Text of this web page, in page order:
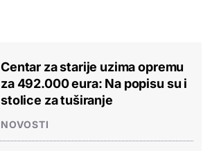
Centar za starije uzima opremu
za 492.000 eura: Na popisu su i
stolice za tuširanje
NOVOSTI